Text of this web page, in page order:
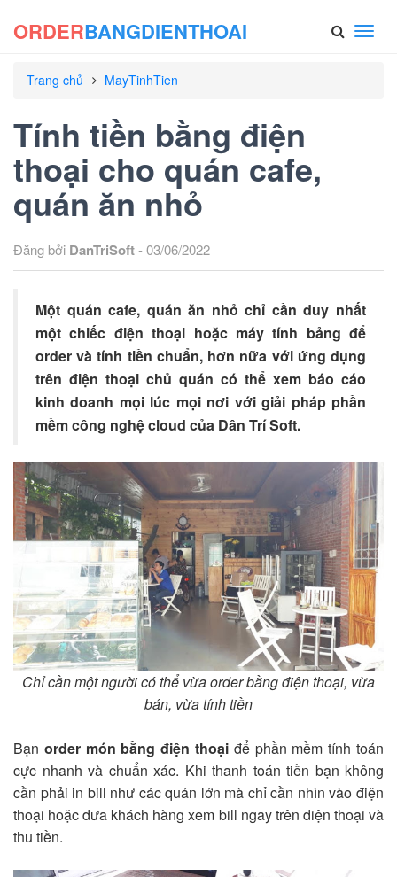
ORDERBANGDIENTHOAI
Trang chủ
MayTinhTien
Tính tiền bằng điện
thoại cho quán cafe,
quán ăn nhỏ
Đăng bởi DanTriSoft- 03/06/2022
Một quán cafe, quán ăn nhỏ chỉ cần duy nhất
một chiếc điện thoại hoặc máy tính bảng để
order và tính tiền chuẩn, hơn nữa với ứng dụng
trên điện thoại chủ quán có thể xem báo cáo
kinh doanh mọi lúc mọi nơi với giải pháp phần
mềm công nghệ cloud của Dân Trí Soft.
Chỉ cần một người có thể vừa order bằng điện thoại, vừa
bán, vừa tính tiền
Bạn order món bằng điện thoại để phần mềm tính toán
cực nhanh và chuẩn xác. Khi thanh toán tiền bạn không
cần phải in bill như các quán lớn mà chỉ cần nhìn vào điện
thoại hoặc đưa khách hàng xem bill ngay trên điện thoại và
thu tiền.